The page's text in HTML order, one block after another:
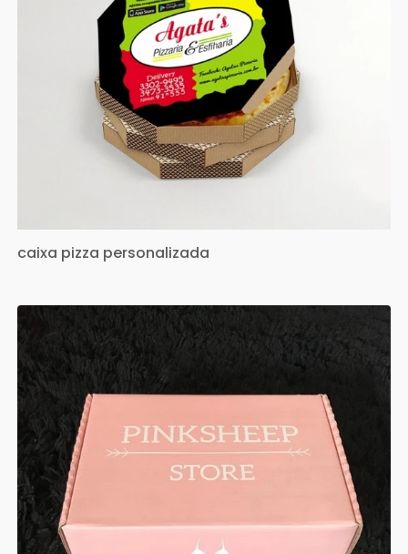
caixa pizza personalizada